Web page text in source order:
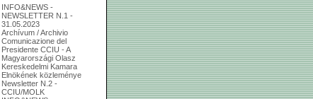
INFO&NEWS -
NEWSLETTER N.1 -
31.05.2023
Archívum / Archivio
Comunicazione del
Presidente CCIU - A
Magyarországi Olasz
Kereskedelmi Kamara
Elnökének közleménye
Newsletter N.2 -
CCIU/MOLK